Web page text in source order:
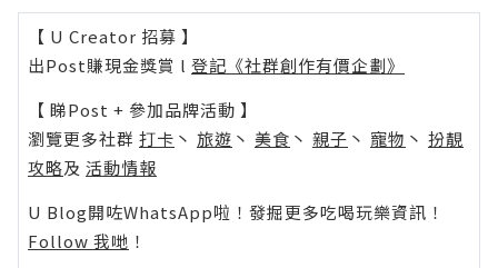
【 U Creator 招募 】
出Post賺現金獎賞 l 登記《社群創作有價企劃》
【 睇Post + 參加品牌活動 】
瀏覽更多社群 打卡 丶 旅遊 丶 美食 丶 親子 丶 寵物 丶 扮靚
攻略及 活動情報
U Blog開咗WhatsApp啦！發掘更多吃喝玩樂資訊！
Follow 我哋 ！